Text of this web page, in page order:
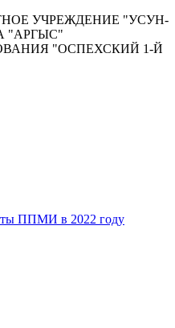
УЧРЕЖДЕНИЕ "УСУН-
"АРГЫС"
"ОСПЕХСКИЙ 1-Й
ППМИ в 2022 году